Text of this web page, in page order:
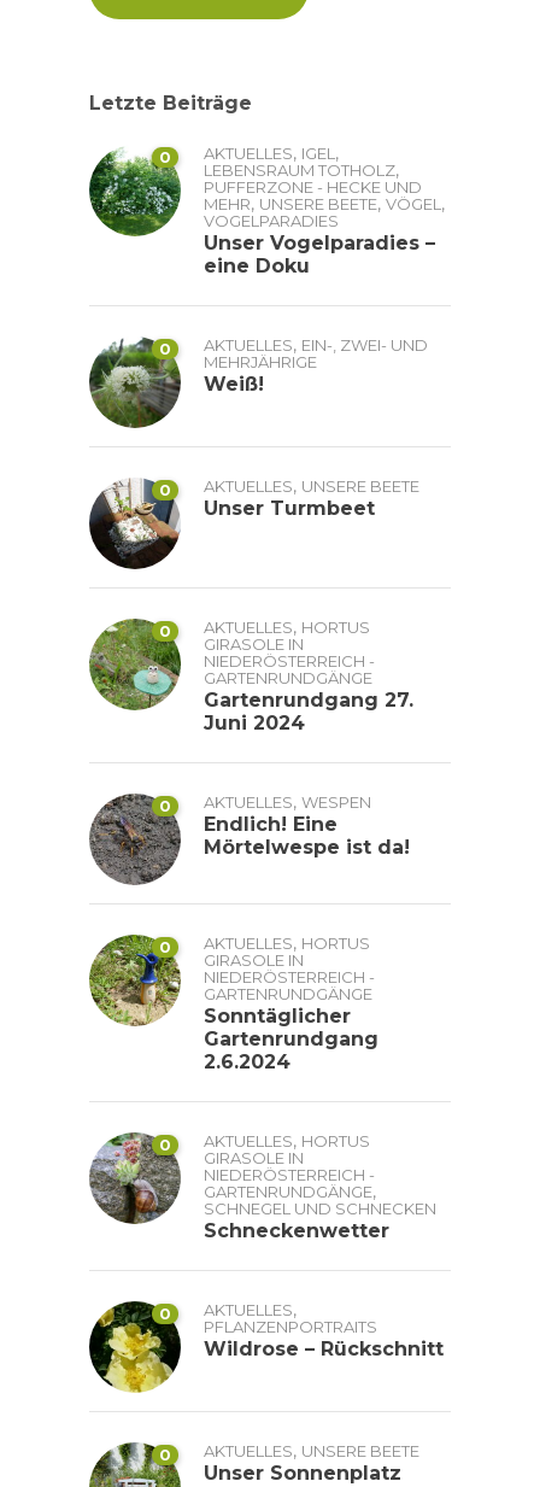
Letzte Beiträge
0 AKTUELLES, IGEL ,
LEBENSRAUM TOTHOLZ,
PUFFERZONE - HECKE UND
MEHR, UNSERE BEETE, VÖGEL ,
VOGELPARADIES
Unser Vogelparadies –
eine Doku
0 AKTUELLES, EIN-, ZWEI- UND
MEHRJÄHRIGE
Weiß!
0 AKTUELLES, UNSERE BEETE
Unser Turmbeet
0 AKTUELLES, HORTUS
GIRASOLE IN
NIEDERÖSTERREICH -
GARTENRUNDGÄNGE
Gartenrundgang 27.
Juni 2024
0 AKTUELLES, WESPEN
Endlich! Eine
Mörtelwespe ist da!
0 AKTUELLES, HORTUS
GIRASOLE IN
NIEDERÖSTERREICH -
GARTENRUNDGÄNGE
Sonntäglicher
Gartenrundgang
2.6.2024
0 AKTUELLES, HORTUS
GIRASOLE IN
NIEDERÖSTERREICH -
GARTENRUNDGÄNGE,
SCHNEGEL UND SCHNECKEN
Schneckenwetter
0 AKTUELLES,
PFLANZENPORTRAITS
Wildrose – Rückschnitt
0 AKTUELLES, UNSERE BEETE
Unser Sonnenplatz